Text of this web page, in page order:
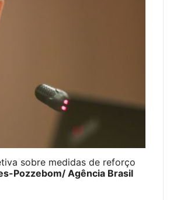
sobre medidas de reforço
Pozzebom/ Agência Brasil